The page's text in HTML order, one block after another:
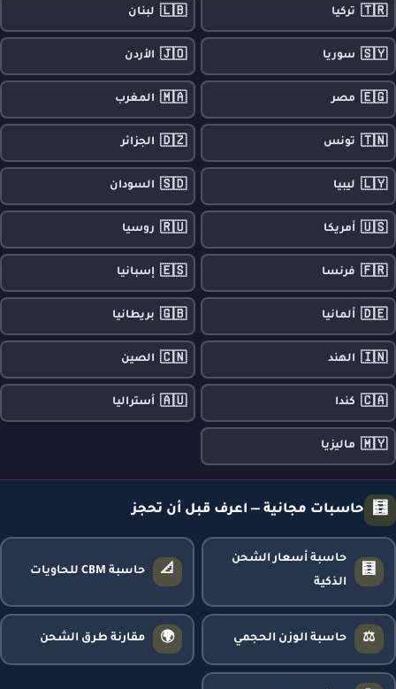
🇹🇷 تركيا 🇱🇧 لبنان
🇸🇾 سوريا 🇯🇴 الأردن
🇪🇬 مصر 🇲🇦 المغرب
🇹🇳 تونس 🇩🇿 الجزائر
🇱🇾 ليبيا 🇸🇩 السودان
🇺🇸 أمريكا 🇷🇺 روسيا
🇫🇷 فرنسا 🇪🇸 إسبانيا
🇩🇪 ألمانيا 🇬🇧 بريطانيا
🇮🇳 الهند 🇨🇳 الصين
🇨🇦 كندا 🇦🇺 أستراليا
🇲🇾 ماليزيا
🧮 حاسبات مجانية — اعرف قبل أن تحجز
🧮
حاسبة أسعار الشحن
الذكية
📐 حاسبة CBM للحاويات
⚖️ حاسبة الوزن الحجمي 🌍 مقارنة طرق الشحن